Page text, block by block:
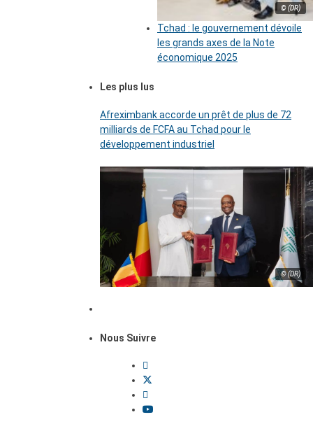
© (DR)
Tchad : le gouvernement dévoile
les grands axes de la Note
économique 2025
Les plus lus
Afreximbank accorde un prêt de plus de 72
milliards de FCFA au Tchad pour le
développement industriel
© (DR)
Nous Suivre